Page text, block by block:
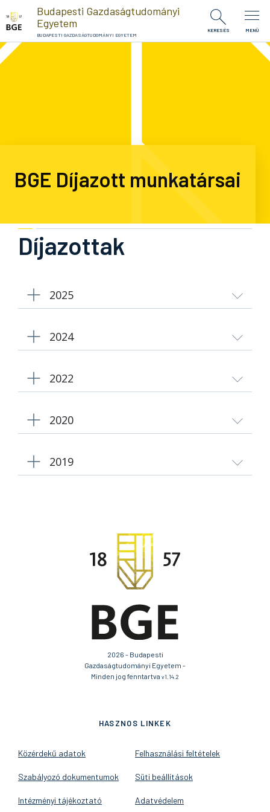
Ugrás a tartalomra
Budapesti Gazdaságtudományi
Egyetem
BUDAPESTI GAZDASÁGTUDOMÁNYI EGYETEM
KERESÉS MENÜ
BGE Díjazott munkatársai
Díjazottak
2025
2024
2022
2020
2019
2026 - Budapesti
Gazdaságtudományi Egyetem -
Minden jog fenntartva v1.14.2
HASZNOS LINKEK
Közérdekű adatok
Szabályozó dokumentumok
Intézményi tájékoztató
Felhasználási feltételek
Süti beállítások
Adatvédelem